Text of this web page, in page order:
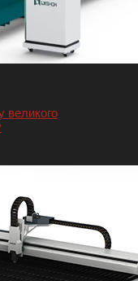
великого